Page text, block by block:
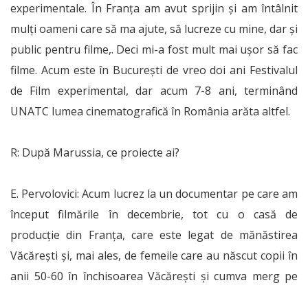
experimentale. În Franța am avut sprijin și am întâlnit
mulți oameni care să ma ajute, să lucreze cu mine, dar și
public pentru filme,. Deci mi-a fost mult mai ușor să fac
filme. Acum este în București de vreo doi ani Festivalul
de Film experimental, dar acum 7-8 ani, terminând
UNATC lumea cinematografică în România arăta altfel.
R: După Marussia, ce proiecte ai?
E. Pervolovici: Acum lucrez la un documentar pe care am
început filmările în decembrie, tot cu o casă de
producție din Franța, care este legat de mănăstirea
Văcărești și, mai ales, de femeile care au născut copii în
anii 50-60 în închisoarea Văcărești și cumva merg pe